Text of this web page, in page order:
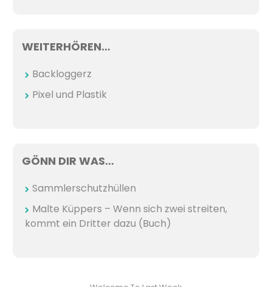
WEITERHÖREN…
Backloggerz
Pixel und Plastik
GÖNN DIR WAS…
Sammlerschutzhüllen
Malte Küppers – Wenn sich zwei streiten,
kommt ein Dritter dazu (Buch)